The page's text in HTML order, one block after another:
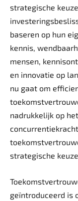
strategische
baseren op hun
kennis,
mensen,
en innovatie op
nu gaat om
nadrukkelijk op
strategische
geïntroduceerd is